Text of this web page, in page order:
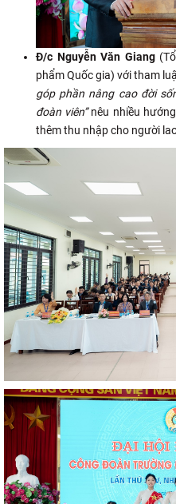
Đ/c Nguyễn Văn Giang(Tổ
phẩm Quốc gia) với tham
góp phần nâng cao đời
đoàn viên”nêu nhiều
thêm thu nhập cho người